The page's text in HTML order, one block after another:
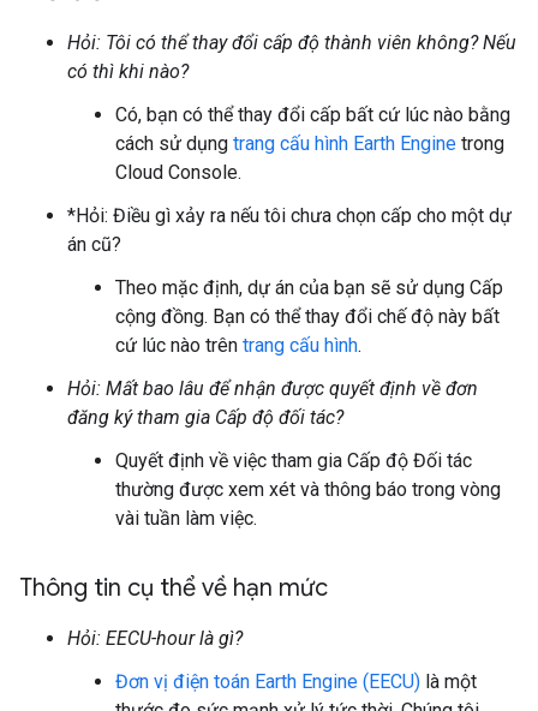
Hỏi: Tôi có thể thay đổi cấp độ thành viên không? Nếu
có thì khi nào?
Có, bạn có thể thay đổi cấp bất cứ lúc nào bằng
cách sử dụng trang cấu hình Earth Engine trong
Cloud Console.
*Hỏi: Điều gì xảy ra nếu tôi chưa chọn cấp cho một dự
án cũ?
Theo mặc định, dự án của bạn sẽ sử dụng Cấp
cộng đồng. Bạn có thể thay đổi chế độ này bất
cứ lúc nào trên trang cấu hình.
Hỏi: Mất bao lâu để nhận được quyết định về đơn
đăng ký tham gia Cấp độ đối tác?
Quyết định về việc tham gia Cấp độ Đối tác
thường được xem xét và thông báo trong vòng
vài tuần làm việc.
Thông tin cụ thể về hạn mức
Hỏi: EECU-hour là gì?
Đơn vị điện toán Earth Engine (EECU) là một